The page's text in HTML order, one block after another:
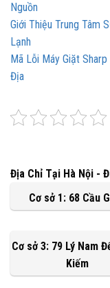
Nguồn
Giới Thiệu Trung Tâm
Lạnh
Mã Lỗi Máy Giặt
Địa
Địa Chỉ Tại Hà Nội -
Cơ sở 1: 68 Cầu
Cơ sở 3: 79 Lý Nam
Kiếm